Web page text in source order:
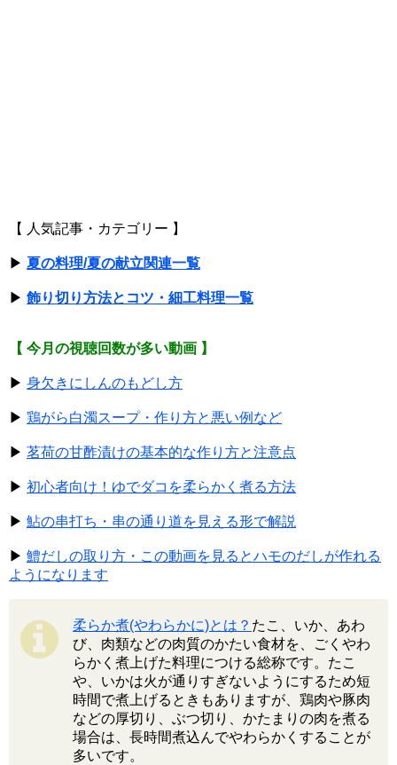
【 人気記事・カテゴリー 】
▶ 夏の料理/夏の献立関連一覧
▶ 飾り切り方法とコツ・細工料理一覧
【 今月の視聴回数が多い動画 】
▶ 身欠きにしんのもどし方
▶ 鶏がら白濁スープ・作り方と悪い例など
▶ 茗荷の甘酢漬けの基本的な作り方と注意点
▶ 初心者向け！ゆでダコを柔らかく煮る方法
▶ 鮎の串打ち・串の通り道を見える形で解説
▶ 鱧だしの取り方・この動画を見るとハモのだしが作れる
ようになります
柔らか煮(やわらかに)とは？ たこ、いか、あわ
び、肉類などの肉質のかたい食材を、ごくやわ
らかく煮上げた料理につける総称です。たこ
や、いかは火が通りすぎないようにするため短
時間で煮上げるときもありますが、鶏肉や豚肉
などの厚切り、ぶつ切り、かたまりの肉を煮る
場合は、長時間煮込んでやわらかくすることが
多いです。